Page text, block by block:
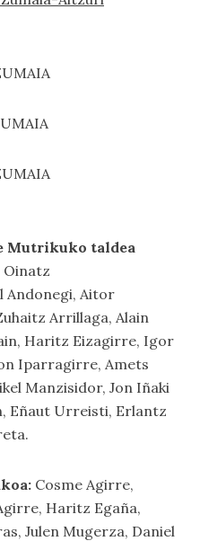
Mutrikuko taldea
Oinatz
Andonegi, Aitor
Arrillaga, Alain
Haritz Eizagirre, Igor
Iparragirre, Amets
Manzisidor, Jon Iñaki
Eñaut Urreisti, Erlantz
Cosme Agirre,
Haritz Egaña,
Julen Mugerza, Daniel